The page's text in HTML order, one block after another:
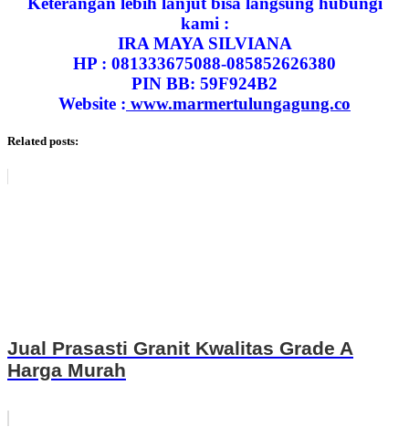
kami :
IRA MAYA SILVIANA
HP : 081333675088-085852626380
PIN BB: 59F924B2
Website : www.marmertulungagung.co
Related posts:
Jual Prasasti Granit Kwalitas Grade A
Harga Murah